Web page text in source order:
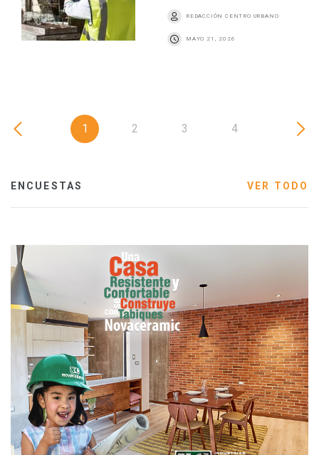
REDACCIÓN CENTRO URBANO
MAYO 21, 2026
1 2 3 4
ENCUESTAS VER TODO